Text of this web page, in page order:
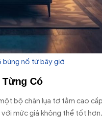
bùng nổ từ bây giờ
Có
bộ chăn lụa tơ tằm cao
mức giá không thể tốt